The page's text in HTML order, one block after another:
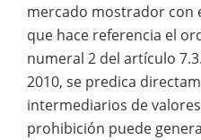
mercado mostrador con
que hace referencia el
numeral 2 del artículo
2010, se predica
intermediarios de
prohibición puede